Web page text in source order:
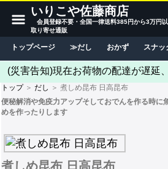
いりこや佐藤商店
会員登録不要・全国一律送料385円から3万円
取り寄せ通販
トップページ だし おかず スナッ
(災害告知)現在お荷物の配達が遅延
トップ＞だし ＞ 煮しめ昆布 日高昆布
便秘解消や免疫力アップそしておでんを作る時に
めを作ったりします
煮しめ昆布 日高昆布